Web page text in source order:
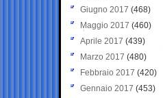
Giugno 2017 (468)
Maggio 2017 (460)
Aprile 2017 (439)
Marzo 2017 (480)
Febbraio 2017 (420)
Gennaio 2017 (453)